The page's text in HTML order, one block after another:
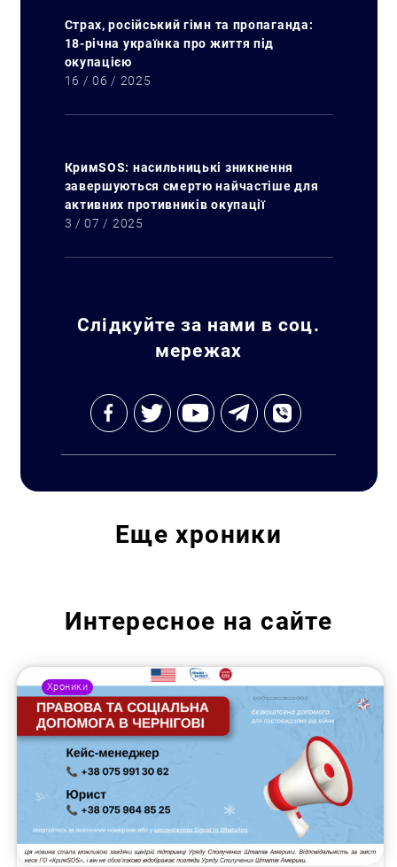
Искать:
Страх, російський гімн та пропаганда:
18-річна українка про життя під
окупацією
16 / 06 / 2025
КримSOS: насильницькі зникнення
завершуються смертю найчастіше для
активних противників окупації
3 / 07 / 2025
Слідкуйте за нами в соц.
мережах
Ещехроники
Интересное на сайте
Хроники